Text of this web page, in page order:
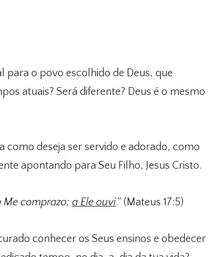
para o povo escolhido de Deus, que
atuais? Será diferente? Deus é o mesmo
como deseja ser servido e adorado, como
apontando para Seu Filho, Jesus Cristo.
Me comprazo; a Ele ouvi.” (Mateus 17:5)
conhecer os Seus ensinos e obedecer